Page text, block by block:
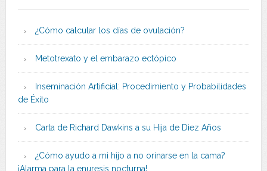
¿Cómo calcular los días de ovulación?
Metotrexato y el embarazo ectópico
Inseminación Artificial: Procedimiento y Probabilidades
de Éxito
Carta de Richard Dawkins a su Hija de Diez Años
¿Cómo ayudo a mi hijo a no orinarse en la cama?
¡Alarma para la enuresis nocturna!